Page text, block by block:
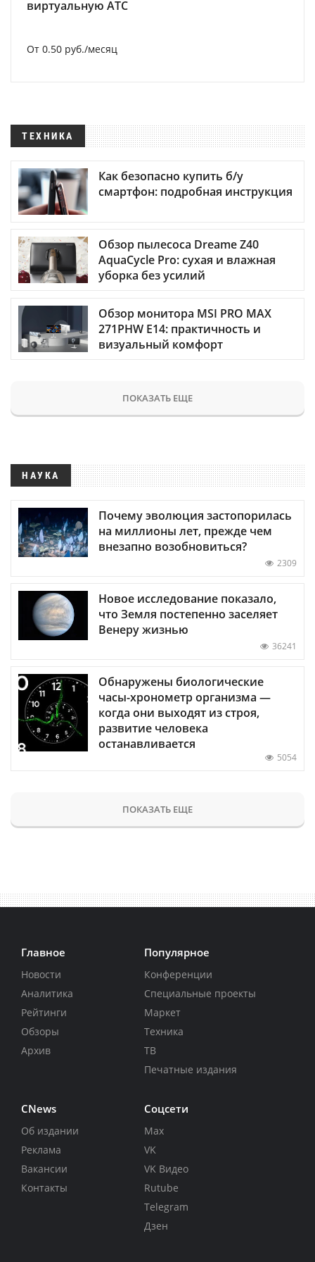
виртуальную АТС
От 0.50 руб./месяц
ТЕХНИКА
Как безопасно купить б/у
смартфон: подробная инструкция
Обзор пылесоса Dreame Z40
AquaCycle Pro: сухая и влажная
уборка без усилий
Обзор монитора MSI PRO MAX
271PHW E14: практичность и
визуальный комфорт
ПОКАЗАТЬ ЕЩЕ
НАУКА
Почему эволюция застопорилась
на миллионы лет, прежде чем
внезапно возобновиться?
2309
Новое исследование показало,
что Земля постепенно заселяет
Венеру жизнью
36241
Обнаружены биологические
часы-хронометр организма —
когда они выходят из строя,
развитие человека
останавливается
5054
ПОКАЗАТЬ ЕЩЕ
Главное
Новости
Аналитика
Рейтинги
Обзоры
Архив
Популярное
Конференции
Специальные проекты
Маркет
Техника
ТВ
Печатные издания
CNews
Об издании
Реклама
Вакансии
Контакты
Соцсети
Max
VK
VK Видео
Rutube
Telegram
Дзен